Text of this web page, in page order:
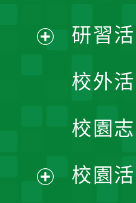
單
研習
校外
校園
校園